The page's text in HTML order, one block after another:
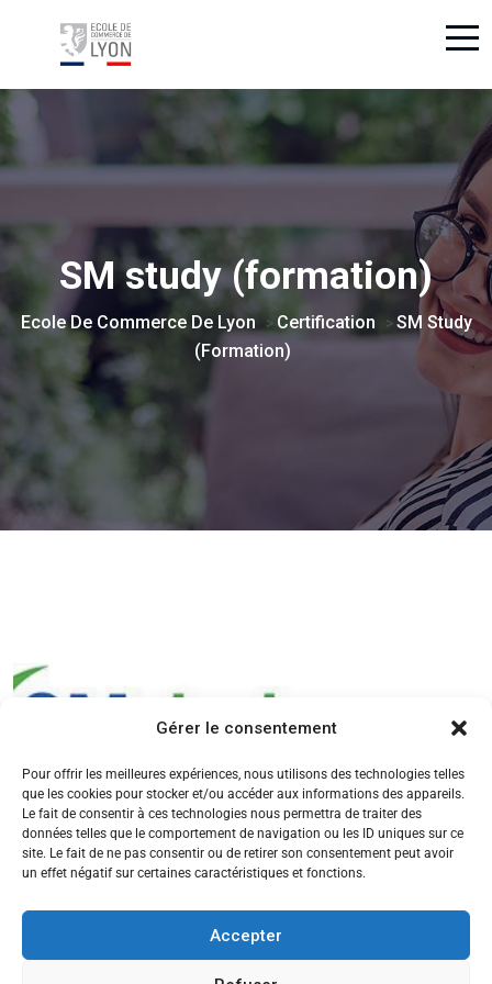
Gérer le consentement
Pour offrir les meilleures expériences, nous utilisons des technologies telles
que les cookies pour stocker et/ou accéder aux informations des appareils.
Le fait de consentir à ces technologies nous permettra de traiter des
données telles que le comportement de navigation ou les ID uniques sur ce
site. Le fait de ne pas consentir ou de retirer son consentement peut avoir
un effet négatif sur certaines caractéristiques et fonctions.
Accepter
SM study (formation)
Ecole De Commerce De Lyon > Certification >SM Study
(formation)